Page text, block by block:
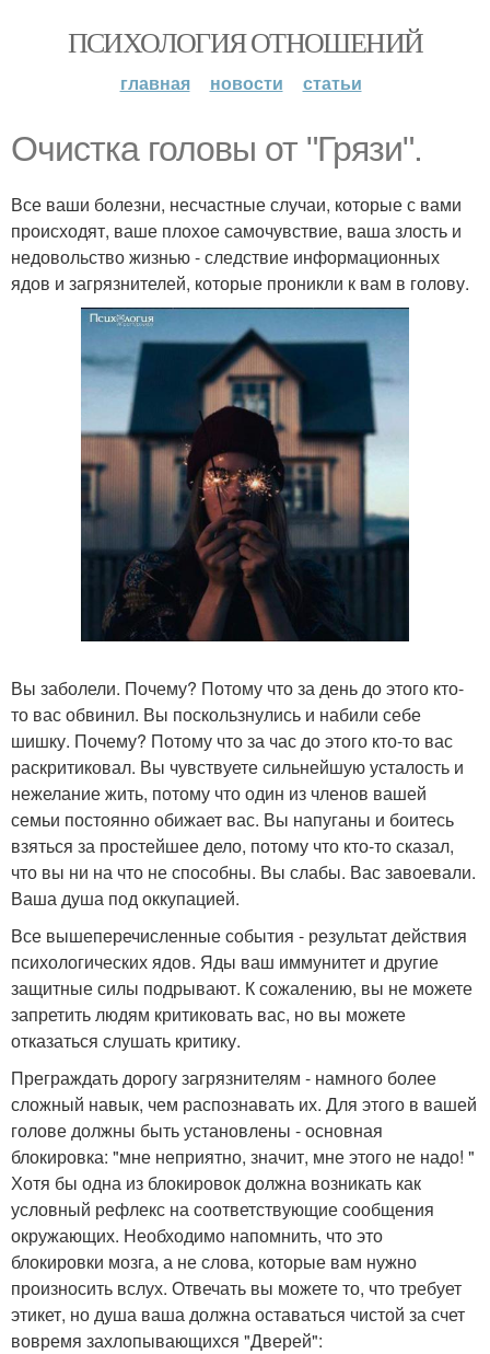
ПСИХОЛОГИЯ ОТНОШЕНИЙ
главная новости статьи
Очистка головы от "Грязи".
Все ваши болезни, несчастные случаи, которые с вами
происходят, ваше плохое самочувствие, ваша злость и
недовольство жизнью - следствие информационных
ядов и загрязнителей, которые проникли к вам в голову.
Вы заболели. Почему? Потому что за день до этого кто-
то вас обвинил. Вы поскользнулись и набили себе
шишку. Почему? Потому что за час до этого кто-то вас
раскритиковал. Вы чувствуете сильнейшую усталость и
нежелание жить, потому что один из членов вашей
семьи постоянно обижает вас. Вы напуганы и боитесь
взяться за простейшее дело, потому что кто-то сказал,
что вы ни на что не способны. Вы слабы. Вас завоевали.
Ваша душа под оккупацией.
Все вышеперечисленные события - результат действия
психологических ядов. Яды ваш иммунитет и другие
защитные силы подрывают. К сожалению, вы не можете
запретить людям критиковать вас, но вы можете
отказаться слушать критику.
Преграждать дорогу загрязнителям - намного более
сложный навык, чем распознавать их. Для этого в вашей
голове должны быть установлены - основная
блокировка: "мне неприятно, значит, мне этого не надо! "
Хотя бы одна из блокировок должна возникать как
условный рефлекс на соответствующие сообщения
окружающих. Необходимо напомнить, что это
блокировки мозга, а не слова, которые вам нужно
произносить вслух. Отвечать вы можете то, что требует
этикет, но душа ваша должна оставаться чистой за счет
вовремя захлопывающихся "Дверей":